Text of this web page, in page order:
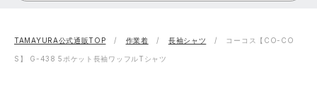
安全靴スニーカーランキング
プーマ コンバース（CONVERSE）
製造・工場作業服
TAMAYURA公式通販TOP 作業着 長袖シャツ コーコス【CO-CO
S】 G-438 5ポケット長袖ワッフルTシャツ